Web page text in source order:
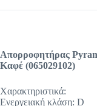
Απορροφητήρας
Καφέ (065029102)
Χαρακτηριστικά:
Ενεργειακή κλάση: D